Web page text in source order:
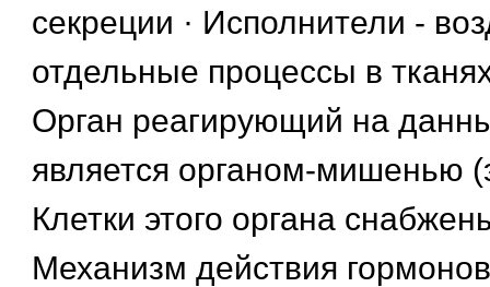
секреции · Исполнители -
отдельные процессы в
Орган реагирующий на
является органом-мишенью
Клетки этого органа
Механизм действия